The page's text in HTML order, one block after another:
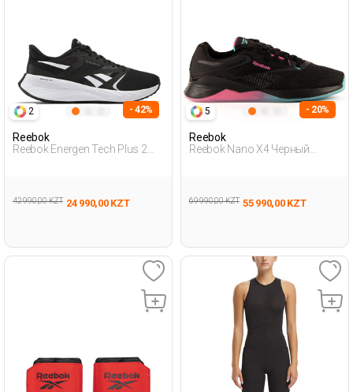
2 - 42%
Reebok
Reebok Energen Tech Plus 2
42 990,00 KZT 24 990,00 KZT
5 - 20%
Reebok
Reebok Nano X4 Черный
69 990,00 KZT 55 990,00 KZT